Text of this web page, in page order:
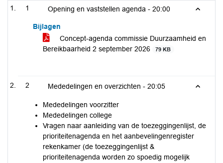
1 Opening en vaststellen agenda - 20:00
Bijlagen
Concept-agenda commissie Duurzaamheid en
Bereikbaarheid 2 september 2026
79 KB
2 Mededelingen en overzichten - 20:05
Mededelingen voorzitter
Mededelingen college
Vragen naar aanleiding van de toezeggingenlijst, de
prioriteitenagenda en het aanbevelingenregister
rekenkamer (de toezeggingenlijst &
prioriteitenagenda worden zo spoedig mogelijk